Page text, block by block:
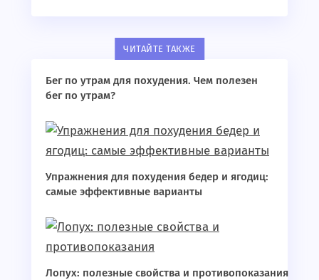
ЧИТАЙТЕ ТАКЖЕ
Бег по утрам для похудения. Чем полезен
бег по утрам?
Упражнения для похудения бедер и ягодиц:
самые эффективные варианты
Лопух: полезные свойства и противопоказания